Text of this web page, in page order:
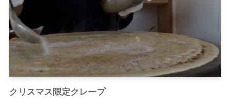
クリスマス限定クレープ